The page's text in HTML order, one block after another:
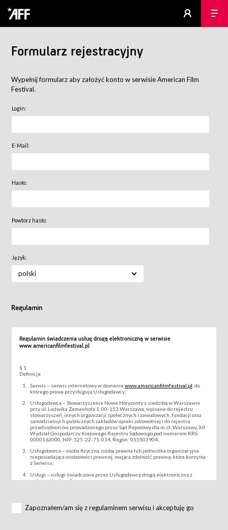
Formularz rejestracyjny
Wypełnij formularz aby założyć konto w serwisie American Film
Festival.
Login:
E-Mail:
Hasło:
Powtórz hasło:
Język:
polski
Regulamin
Regulamin świadczenia usług drogą elektroniczną w serwisie
www.americanfilmfestival.pl
§ 1
Definicje
Serwis – serwis internetowy w domeniewww.americanfilmfestival.pl , do
którego prawa przysługują Usługodawcy;
Usługodawca – Stowarzyszenie Nowe Horyzonty z siedzibą w Warszawie
przy ul. Ludwika Zamenhofa 1, 00-153 Warszawa, wpisane do rejestru
stowarzyszeń, innych organizacji społecznych i zawodowych, fundacji oraz
samodzielnych publicznych zakładów opieki zdrowotnej i do rejestru
przedsiębiorców prowadzonego przez Sąd Rejonowy dla m.st. Warszawy, XII
Wydział Gospodarczy Krajowego Rejestru Sądowego pod numerem KRS:
0000162000, NIP: 525-22-71-014, Regon: 015503904;
Usługobiorca – osoba fizyczna, osoba prawna lub jednostka organizacyjna
nieposiadająca osobowości prawnej, mająca zdolność prawną, która korzysta
z Serwisu;
Usługi – usługi świadczone przez Usługodawcę drogą elektroniczną z
wykorzystaniem Serwisu;
za pośrednictwem Serwisu;
Zapoznałem/am się z regulaminem serwisu i akceptuję go